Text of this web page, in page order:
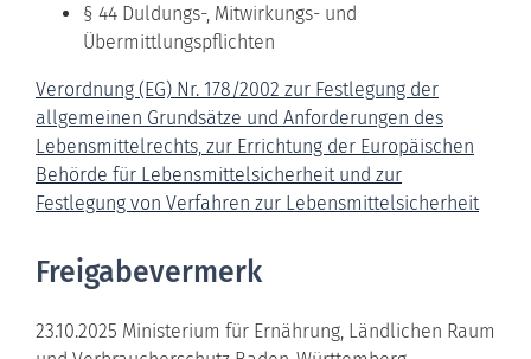
§ 44 Duldungs-, Mitwirkungs- und
Übermittlungspflichten
Verordnung (EG) Nr. 178/2002 zur Festlegung der
allgemeinen Grundsätze und Anforderungen des
Lebensmittelrechts, zur Errichtung der Europäischen
Behörde für Lebensmittelsicherheit und zur
Festlegung von Verfahren zur Lebensmittelsicherheit
Freigabevermerk
23.10.2025 Ministerium für Ernährung, Ländlichen Raum